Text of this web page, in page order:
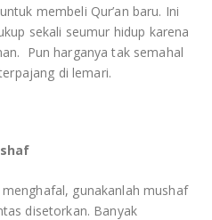
membeli Qur’an baru. Ini
sekali seumur hidup karena
Pun harganya tak semahal
di lemari.
gunakanlah mushaf
disetorkan. Banyak